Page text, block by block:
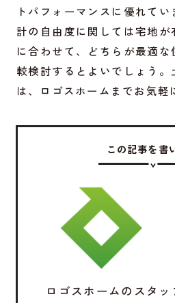
トパフォーマンスに優れて
計の自由度に関しては宅地
に合わせて、どちらが最適
較検討するとよいでしょう
は、ロゴスホームまでお気軽
この記事を書
ロゴスホームのスタッ